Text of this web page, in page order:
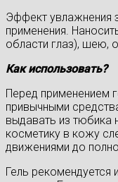
Эффект увлажнения
применения.
области глаз), шею,
Как использовать?
Перед применением
привычными
выдавать из тюбика
косметику в кожу
движениями до
Гель